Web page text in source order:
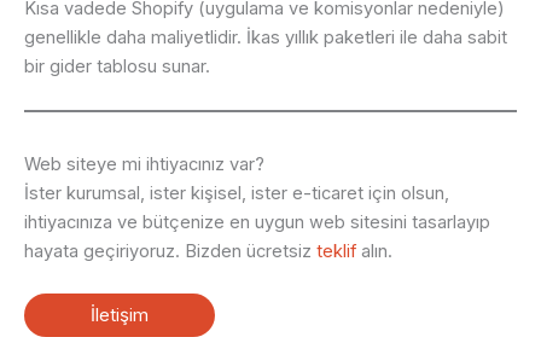
Kısa vadede Shopify (uygulama ve komisyonlar nedeniyle)
genellikle daha maliyetlidir. İkas yıllık paketleri ile daha sabit
bir gider tablosu sunar.
Web siteye mi ihtiyacınız var?
İster kurumsal, ister kişisel, ister e-ticaret için olsun,
ihtiyacınıza ve bütçenize en uygun web sitesini tasarlayıp
hayata geçiriyoruz. Bizden ücretsiz teklif alın.
İletişim